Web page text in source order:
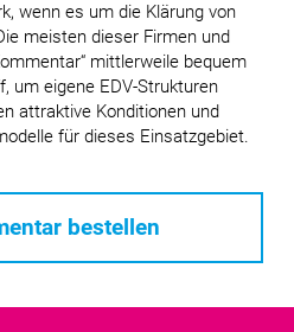
wenn es um die Klärung von
meisten dieser Firmen und
mittlerweile bequem
um eigene EDV-Strukturen
attraktive Konditionen und
für dieses Einsatzgebiet.
bestellen